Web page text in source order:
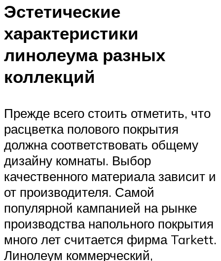
Эстетические
характеристики
линолеума разных
коллекций
Прежде всего стоить отметить, что
расцветка полового покрытия
должна соответствовать общему
дизайну комнаты. Выбор
качественного материала зависит и
от производителя. Самой
популярной кампанией на рынке
производства напольного покрытия
много лет считается фирма Tarkett.
Линолеум коммерческий,